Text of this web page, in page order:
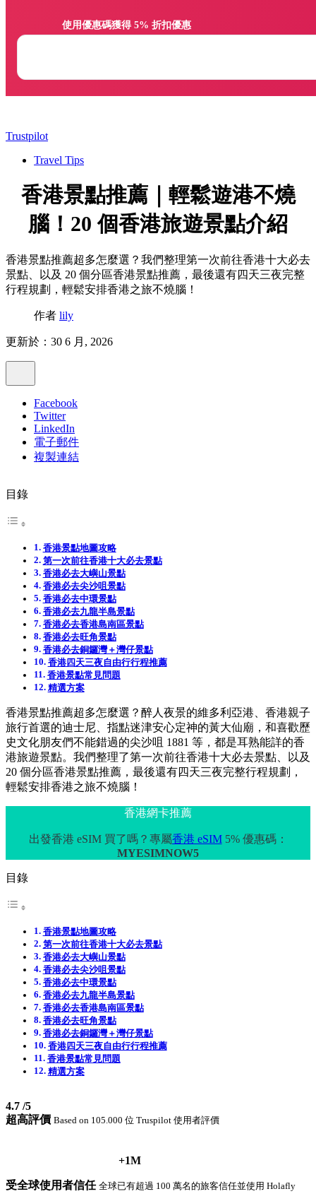
Trustpilot
Travel Tips
香港景點推薦｜輕鬆遊港不燒
腦！20 個香港旅遊景點介紹
香港景點推薦超多怎麼選？我們整理第一次前往香港十大必去
景點、以及 20 個分區香港景點推薦，最後還有四天三夜完整
行程規劃，輕鬆安排香港之旅不燒腦！
作者 lily
更新於：30 6 月, 2026
Facebook
Twitter
LinkedIn
電子郵件
複製連結
目錄
香港景點地圖攻略
第一次前往香港十大必去景點
香港必去大嶼山景點
香港必去尖沙咀景點
香港必去中環景點
香港必去九龍半島景點
香港必去香港島南區景點
香港必去旺角景點
香港必去銅鑼灣＋灣仔景點
香港四天三夜自由行行程推薦
香港景點常見問題
精選方案
香港景點推薦超多怎麼選？醉人夜景的維多利亞港、香港親子
旅行首選的迪士尼、指點迷津安心定神的黃大仙廟，和喜歡歷
史文化朋友們不能錯過的尖沙咀 1881 等，都是耳熟能詳的香
港旅遊景點。我們整理了第一次前往香港十大必去景點、以及
20 個分區香港景點推薦，最後還有四天三夜完整行程規劃，
輕鬆安排香港之旅不燒腦！
香港網卡推薦
出發香港 eSIM 買了嗎？專屬香港 eSIM5% 優惠碼：
MYESIMNOW5
目錄
香港景點地圖攻略
第一次前往香港十大必去景點
香港必去大嶼山景點
香港必去尖沙咀景點
香港必去中環景點
香港必去九龍半島景點
香港必去香港島南區景點
香港必去旺角景點
香港必去銅鑼灣＋灣仔景點
香港四天三夜自由行行程推薦
香港景點常見問題
精選方案
4.7 /5
超高評價 Based on 105.000 位 Truspilot 使用者評價
+1M
受全球使用者信任 全球已有超過 100 萬名的旅客信任並使用 Holafly